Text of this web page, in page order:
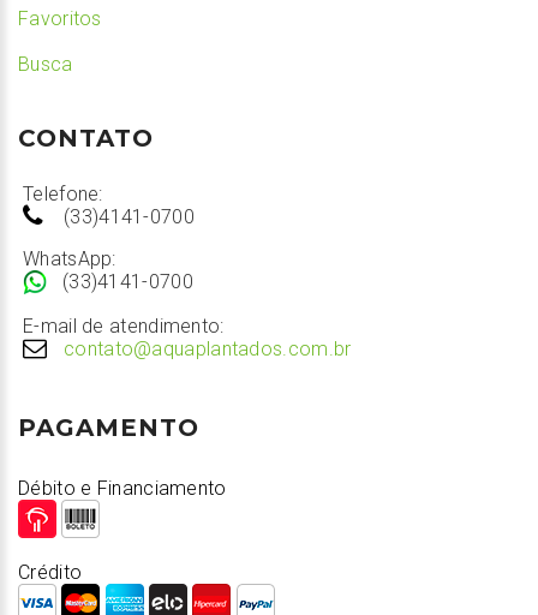
Favoritos
Busca
CONTATO
Telefone:
(33)4141-0700
WhatsApp:
(33)4141-0700
E-mail de atendimento:
contato@aquaplantados.com.br
PAGAMENTO
Débito e Financiamento
Crédito